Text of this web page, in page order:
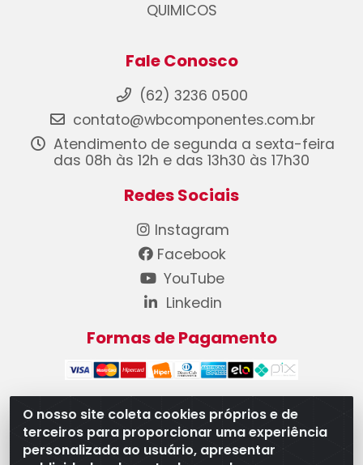
O nosso site coleta cookies próprios e de
terceiros para proporcionar uma experiência
personalizada ao usuário, apresentar
QUIMICOS
Fale Conosco
(62) 3236 0500
contato@wbcomponentes.com.br
Atendimento de segunda a sexta-feira
das 08h às 12h e das 13h30 às 17h30
Redes Sociais
Instagram
Facebook
YouTube
Linkedin
Formas de Pagamento
WB Componentes Automotivos LTDA - CNPJ
08.528.393/0001-12 - Rua do Níquel, 667 - Parque